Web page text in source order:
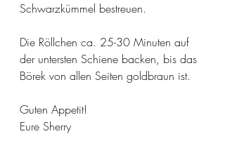
Schwarzkümmel bestreuen.
Die Röllchen ca. 25-30 Minuten auf
der untersten Schiene backen, bis das
Börek von allen Seiten goldbraun ist.
Guten Appetit!
Eure Sherry